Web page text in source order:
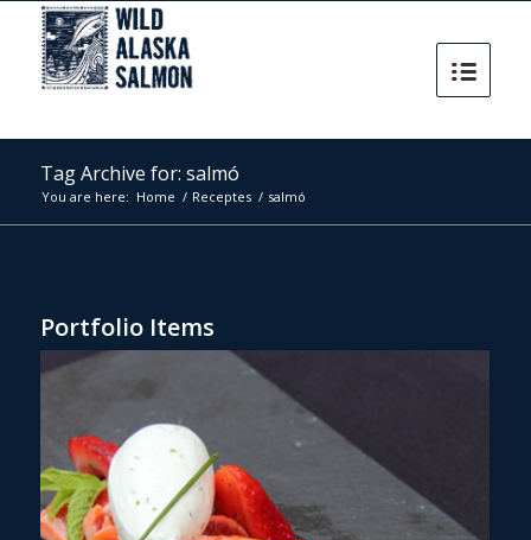
Tag Archive for: salmó
You are here: Home / Receptes / salmó
Portfolio Items